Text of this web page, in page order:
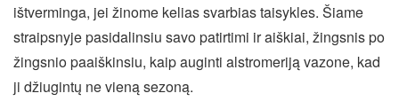
ištverminga, jei žinome kelias svarbias taisykles. Šiame
straipsnyje pasidalinsiu savo patirtimi ir aiškiai, žingsnis po
žingsnio paaiškinsiu, kaip auginti alstromeriją vazone, kad
ji džiugintų ne vieną sezoną.